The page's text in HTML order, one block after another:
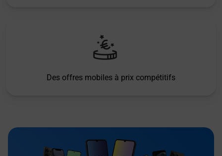
Des offres mobiles à prix compétitifs